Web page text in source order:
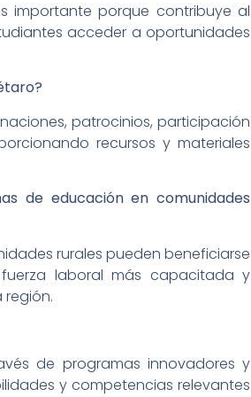
importante porque contribuye al
acceder a oportunidades
patrocinios, participación
recursos y materiales
de educación en comunidades
rurales pueden beneficiarse
laboral más capacitada y
de programas innovadores y
y competencias relevantes